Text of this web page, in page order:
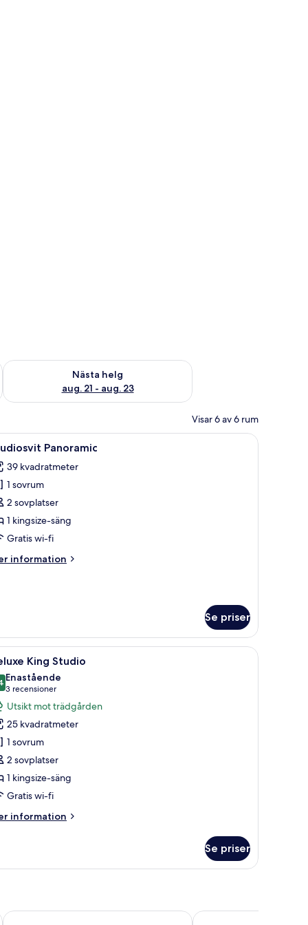
aug. 14 - aug. 16
Nästa helg
aug. 21 - aug. 23
Kontrollera tillgängligheten för nästa helg aug. 21 - aug. 23
Visar 6 av 6 rum
en takfläkt och utsikt över grönskan genom ett runt fönster.
En träbalkong med en flätad stol och en
13 Panoramic
39 kvadratmeter
1 sovrum
2 sovplatser
1 kingsize-säng
Gratis wi-fi
information
Se priser
inklusive en byggnad med en balkong och en
Ett sovrum med en säng, en takfläkt, en
14 King Studio
av 10
Enastående
3 recensioner
(3 recensioner)
Utsikt mot trädgården
25 kvadratmeter
1 sovrum
2 sovplatser
1 kingsize-säng
Gratis wi-fi
information
Se priser
Una Vida Motto by Hilton Tulum